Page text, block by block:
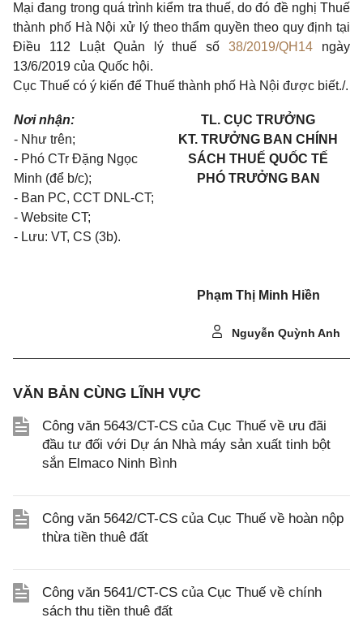
Mại đang trong quá trình kiểm tra thuế, do đó đề nghị Thuế
thành phố Hà Nội xử lý theo thẩm quyền theo quy định tại
Điều 112 Luật Quản lý thuế số38/2019/QH14 ngày
13/6/2019 của Quốc hội.
Cục Thuế có ý kiến để Thuế thành phố Hà Nội được biết./.
Nơi nhận:
- Như trên;
- Phó CTr Đặng Ngọc
Minh (để b/c);
- Ban PC, CCT DNL-CT;
- Website CT;
- Lưu: VT, CS (3b).
TL. CỤC TRƯỞNG
KT. TRƯỞNG BAN CHÍNH
SÁCH THUẾ QUỐC TẾ
PHÓ TRƯỞNG BAN
Phạm Thị Minh Hiền
Nguyễn Quỳnh Anh
VĂN BẢN CÙNG LĨNH VỰC
Công văn 5643/CT-CS của Cục Thuế về ưu đãi
đầu tư đối với Dự án Nhà máy sản xuất tinh bột
sắn Elmaco Ninh Bình
Công văn 5642/CT-CS của Cục Thuế về hoàn nộp
thừa tiền thuê đất
Công văn 5641/CT-CS của Cục Thuế về chính
sách thu tiền thuê đất